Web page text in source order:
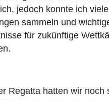
jedoch konnte ich
sammeln und
für zukünftige
Regatta hatten wir noch